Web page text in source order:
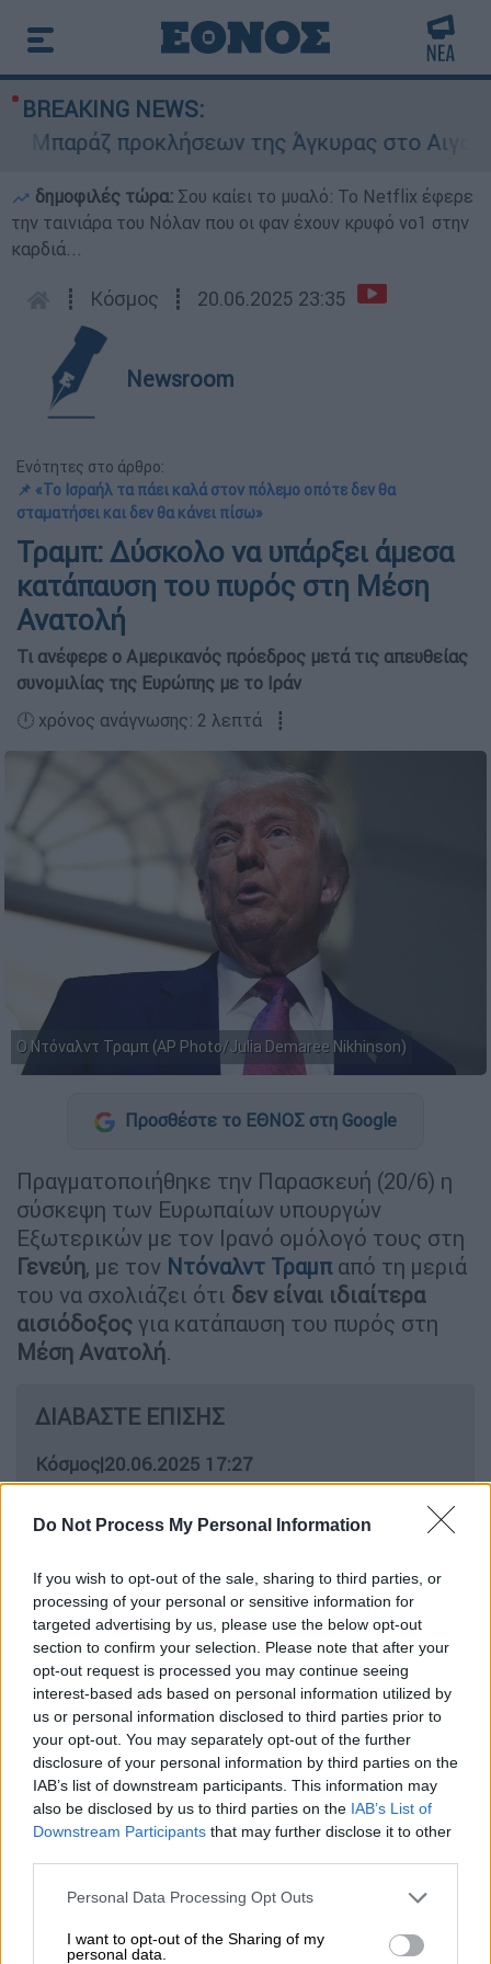
Do Not Process My Personal Information
If you wish to opt-out of the sale, sharing to third parties, or
processing of your personal or sensitive information for
targeted advertising by us, please use the below opt-out
section to confirm your selection. Please note that after your
opt-out request is processed you may continue seeing
interest-based ads based on personal information utilized by
us or personal information disclosed to third parties prior to
your opt-out. You may separately opt-out of the further
disclosure of your personal information by third parties on the
IAB’s list of downstream participants. This information may
also be disclosed by us to third parties on the IAB’s List of
Downstream Participants that may further disclose it to other
Please note that this website/app uses one or more Google
not limited to your visit or usage behaviour. You may click to
Personal Data Processing Opt Outs
I want to opt-out of the Sharing of my
personal data.
BREAKING NEWS:
προκλήσεων της Άγκυρας στο Αιγαίο:
δημοφιλές τώρα: Σου καίει το μυαλό: Το Netflix έφερε
την ταινιάρα του Νόλαν που οι φαν έχουν κρυφό νο1 στην
καρδιά...
┋ Κόσμος ┋ 20.06.2025 23:35
Newsroom
Ενότητες στο άρθρο:
📌 «Το Ισραήλ τα πάει καλά στον πόλεμο οπότε δεν θα
σταματήσει και δεν θα κάνει πίσω»
Τραμπ: Δύσκολο να υπάρξει άμεσα
κατάπαυση του πυρός στη Μέση
Ανατολή
Τι ανέφερε ο Αμερικανός πρόεδρος μετά τις απευθείας
συνομιλίας της Ευρώπης με το Ιράν
🕛 χρόνος ανάγνωσης: 2 λεπτά ┋
Ο Ντόναλντ Τραμπ (AP Photo/Julia Demaree Nikhinson)
Προσθέστε το ΕΘΝΟΣ στη Google
Πραγματοποιήθηκε την Παρασκευή (20/6) η
σύσκεψη των Ευρωπαίων υπουργών
Εξωτερικών με τον Ιρανό ομόλογό τους στη
Γενεύη, με τον Ντόναλντ Τραμπαπό τη μεριά
του να σχολιάζει ότι δεν είναι ιδιαίτερα
αισιόδοξος για κατάπαυση του πυρός στη
Μέση Ανατολή.
ΔΙΑΒΑΣΤΕ ΕΠΙΣΗΣ
Κόσμος|20.06.2025 17:27
Θεαματικό διαζύγιο Τραμπ-Μασκ: O
Έλον ζήτησε... πολιτικό άσυλο από τη
«Το Ισραήλ τα πάει καλά στον πόλεμο
οπότε δεν θα σταματήσει και δεν θα
κάνει πίσω»
Ο Αμερικανός πρόεδρος δεν είχε
«ευχάριστα» νέα να πει κατά την άφιξή του
στοΜπέντμινστερτουΝιου Τζέρσεϊ, αν και
να επιτευχθείεκεχειρίαανάμεσα σε
Ισραήλ
Ιράν. «Ίσως, ανάλογα με τις περιστάσεις»,